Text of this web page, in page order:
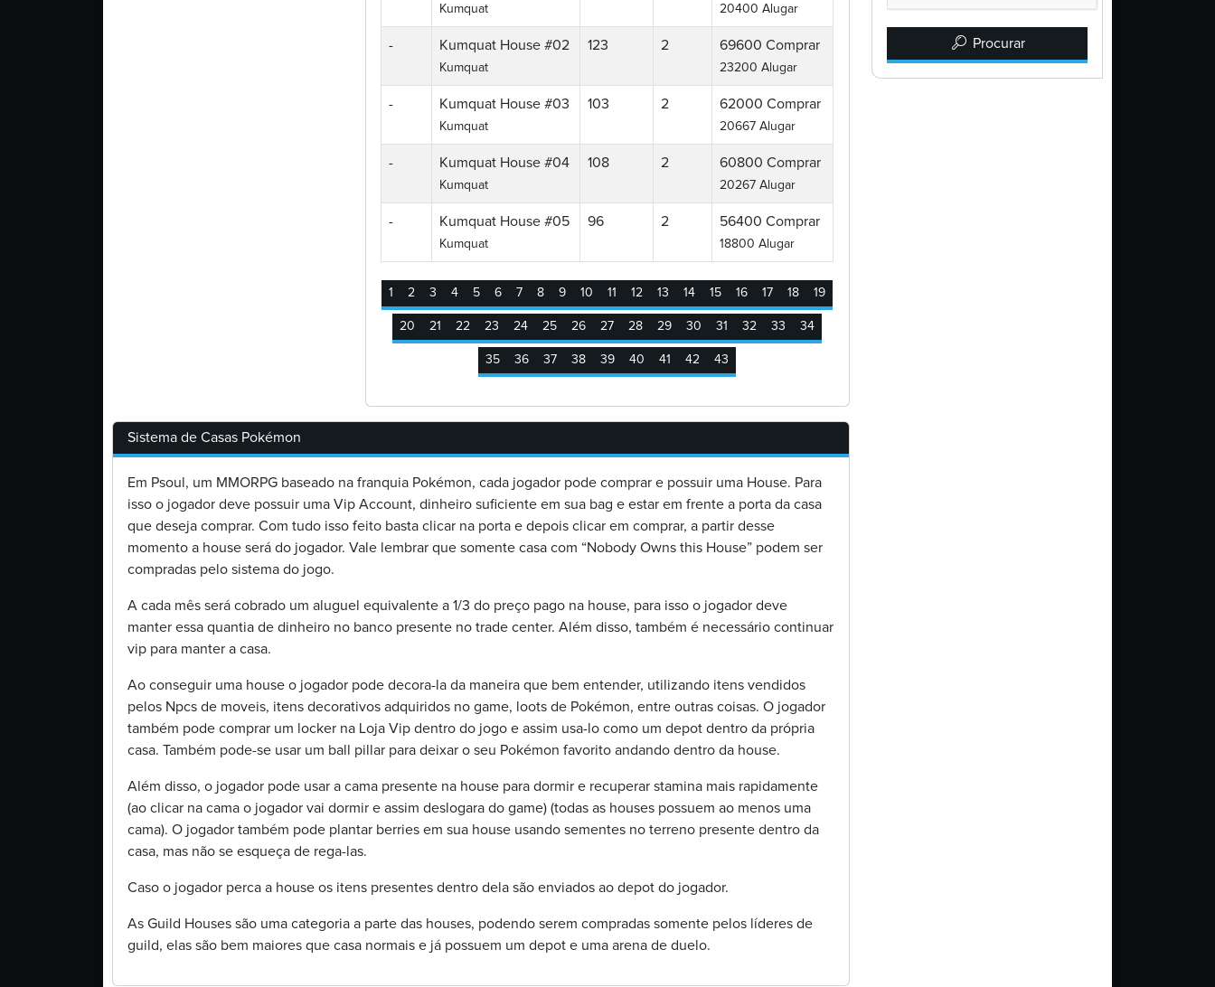
Procurar
Kumquat 20400 Alugar
- Kumquat House #02
Kumquat
123 2 69600 Comprar
23200 Alugar
- Kumquat House #03
Kumquat
103 2 62000 Comprar
20667 Alugar
- Kumquat House #04
Kumquat
108 2 60800 Comprar
20267 Alugar
- Kumquat House #05
Kumquat
96 2 56400 Comprar
18800 Alugar
1 2 3 4 5 6 7 8 9 10 11 12 13 14 15 16 17 18 19
20 21 22 23 24 25 26 27 28 29 30 31 32 33 34
35 36 37 38 39 40 41 42 43
Sistema de Casas Pokémon
Em Psoul, um MMORPG baseado na franquia Pokémon, cada jogador pode comprar e possuir uma House. Para
isso o jogador deve possuir uma Vip Account, dinheiro suficiente em sua bag e estar em frente a porta da casa
que deseja comprar. Com tudo isso feito basta clicar na porta e depois clicar em comprar, a partir desse
momento a house será do jogador. Vale lembrar que somente casa com “Nobody Owns this House” podem ser
compradas pelo sistema do jogo.
A cada mês será cobrado um aluguel equivalente a 1/3 do preço pago na house, para isso o jogador deve
manter essa quantia de dinheiro no banco presente no trade center. Além disso, também é necessário continuar
vip para manter a casa.
Ao conseguir uma house o jogador pode decora-la da maneira que bem entender, utilizando itens vendidos
pelos Npcs de moveis, itens decorativos adquiridos no game, loots de Pokémon, entre outras coisas. O jogador
também pode comprar um locker na Loja Vip dentro do jogo e assim usa-lo como um depot dentro da própria
casa. Também pode-se usar um ball pillar para deixar o seu Pokémon favorito andando dentro da house.
Além disso, o jogador pode usar a cama presente na house para dormir e recuperar stamina mais rapidamente
(ao clicar na cama o jogador vai dormir e assim deslogara do game) (todas as houses possuem ao menos uma
cama). O jogador também pode plantar berries em sua house usando sementes no terreno presente dentro da
casa, mas não se esqueça de rega-las.
Caso o jogador perca a house os itens presentes dentro dela são enviados ao depot do jogador.
As Guild Houses são uma categoria a parte das houses, podendo serem compradas somente pelos líderes de
guild, elas são bem maiores que casa normais e já possuem um depot e uma arena de duelo.